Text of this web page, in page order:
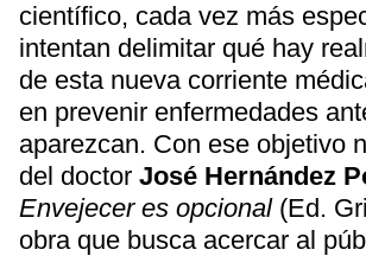
científico, cada vez más
intentan delimitar qué hay
de esta nueva corriente
en prevenir enfermedades
aparezcan. Con ese objetivo
del doctor José Hernández
Envejecer es opcional(Ed.
obra que busca acercar al